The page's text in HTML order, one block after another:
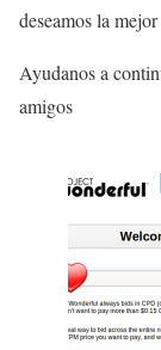
deseamos la
Ayudanos a
amigos